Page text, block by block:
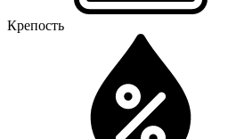
Крепость